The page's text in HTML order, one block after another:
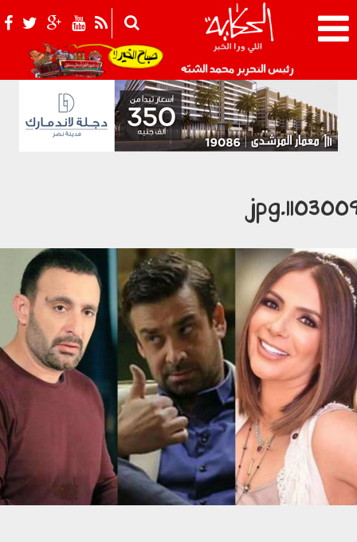
رئيس التحرير محمد الشبّه 021_2.png